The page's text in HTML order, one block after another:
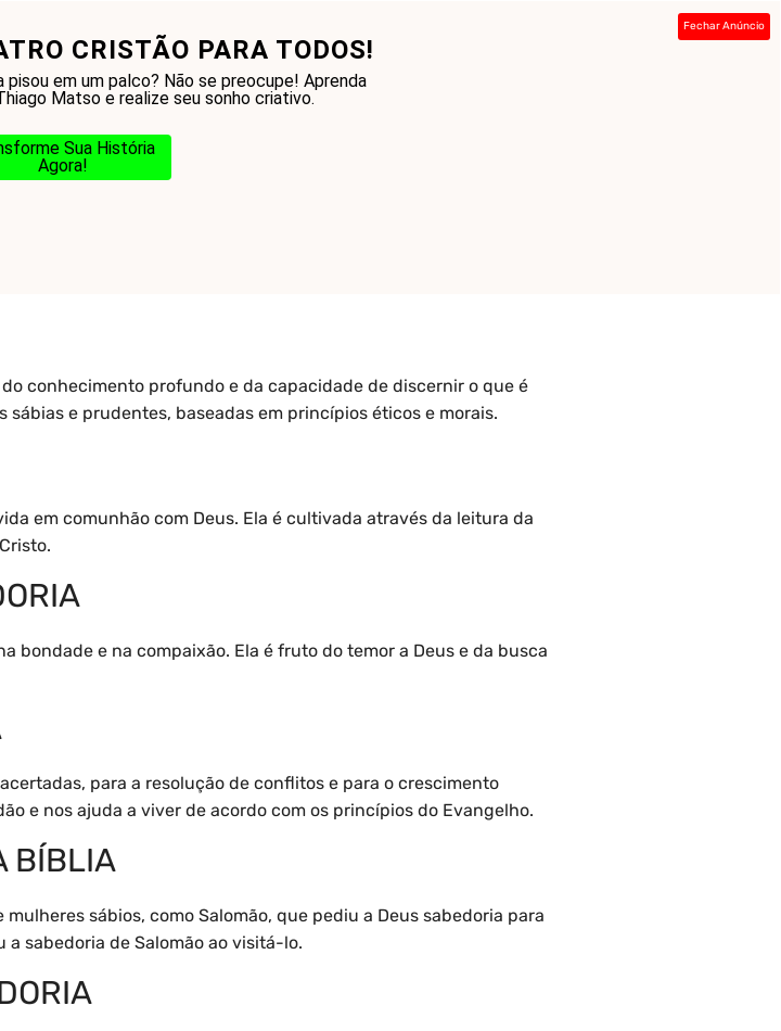
CRISTÃO PARA TODOS!
pisou em um palco? Não se preocupe! Aprenda
Matso e realize seu sonho criativo.
Sua História
Agora!
Fechar Anúncio
Glossário Blog Na Jornada
conhecimento profundo e da capacidade de discernir o que é
e prudentes, baseadas em princípios éticos e morais.
em comunhão com Deus. Ela é cultivada através da leitura da
bondade e na compaixão. Ela é fruto do temor a Deus e da busca
para a resolução de conflitos e para o crescimento
e nos ajuda a viver de acordo com os princípios do Evangelho.
BÍBLIA
sábios, como Salomão, que pediu a Deus sabedoria para
sabedoria de Salomão ao visitá-lo.